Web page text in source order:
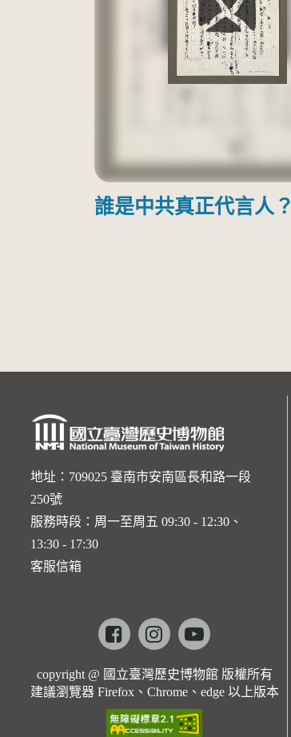
誰是中共真正代言人？
地址：709025 臺南市安南區長和路一段
250號
服務時段：周一至周五 09:30 - 12:30、
13:30 - 17:30
客服信箱
Facebookinstagramyoutube
copyright @ 國立臺灣歷史博物館 版權所有
建議瀏覽器 Firefox、Chrome、edge 以上版本